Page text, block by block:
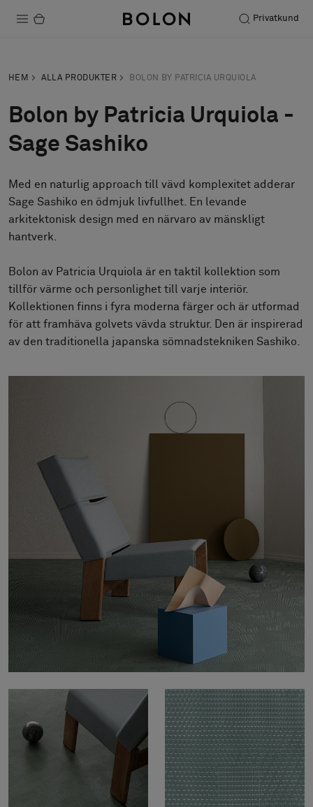
Privatkund
Hållbarhet
Installation
Underhåll
Stories
FAQ
Om oss
Kontakta oss
HEM ALLA PRODUKTER BOLON BY PATRICIA URQUIOLA
Bolon by Patricia Urquiola -
Sage Sashiko
Med en naturlig approach till vävd komplexitet adderar
Sage Sashiko en ödmjuk livfullhet. En levande
arkitektonisk design med en närvaro av mänskligt
hantverk.
Bolon av Patricia Urquiola är en taktil kollektion som
tillför värme och personlighet till varje interiör.
Kollektionen finns i fyra moderna färger och är utformad
för att framhäva golvets vävda struktur. Den är inspirerad
av den traditionella japanska sömnadstekniken Sashiko.